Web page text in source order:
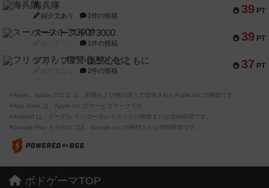
39 PT
海兵隊
紹介文あり 1件の投稿
39 PT
スーパーストア3000
1件の投稿
37 PT
フリップ７：復讐心とともに
2件の投稿
※Apple、Apple のロゴ は、米国および他の国々で登録されたApple Inc.の商標です。
※App Store は、Apple Inc.のサービスマークです。
※Android は、グーグル インコーポレイテッドの商標または登録商標です。
※Google Play とそのロゴは、Google Inc.の商標または登録商標です。
ボドゲーマTOP